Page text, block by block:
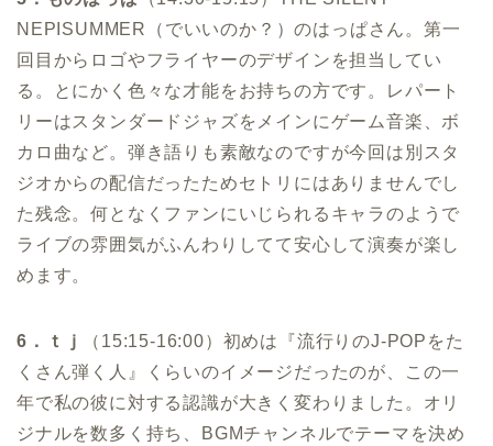
NEPISUMMER（でいいのか？）のはっぱさん。第一
回目からロゴやフライヤーのデザインを担当してい
る。とにかく色々な才能をお持ちの方です。レパート
リーはスタンダードジャズをメインにゲーム音楽、ボ
カロ曲など。弾き語りも素敵なのですが今回は別スタ
ジオからの配信だったためセトリにはありませんでし
た残念。何となくファンにいじられるキャラのようで
ライブの雰囲気がふんわりしてて安心して演奏が楽し
めます。
6．ｔｊ
（15:15-16:00）初めは『流行りのJ-POPをた
くさん弾く人』くらいのイメージだったのが、この一
年で私の彼に対する認識が大きく変わりました。オリ
ジナルを数多く持ち、BGMチャンネルでテーマを決め